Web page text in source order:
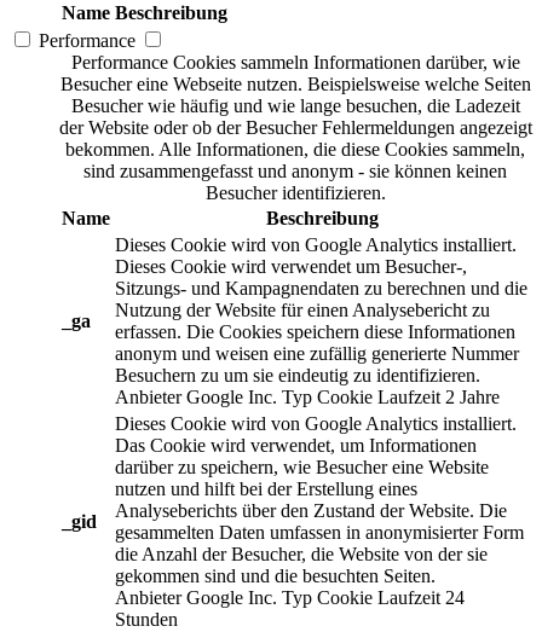
Name Beschreibung
Performance
Performance Cookies sammeln Informationen darüber, wie
Besucher eine Webseite nutzen. Beispielsweise welche Seiten
Besucher wie häufig und wie lange besuchen, die Ladezeit
der Website oder ob der Besucher Fehlermeldungen angezeigt
bekommen. Alle Informationen, die diese Cookies sammeln,
sind zusammengefasst und anonym - sie können keinen
Besucher identifizieren.
Name
Beschreibung
_ga
Dieses Cookie wird von Google Analytics installiert.
Dieses Cookie wird verwendet um Besucher-,
Sitzungs- und Kampagnendaten zu berechnen und die
Nutzung der Website für einen Analysebericht zu
erfassen. Die Cookies speichern diese Informationen
anonym und weisen eine zufällig generierte Nummer
Besuchern zu um sie eindeutig zu identifizieren.
Anbieter Google Inc. Typ Cookie Laufzeit 2 Jahre
_gid
Dieses Cookie wird von Google Analytics installiert.
Das Cookie wird verwendet, um Informationen
darüber zu speichern, wie Besucher eine Website
nutzen und hilft bei der Erstellung eines
Analyseberichts über den Zustand der Website. Die
gesammelten Daten umfassen in anonymisierter Form
die Anzahl der Besucher, die Website von der sie
gekommen sind und die besuchten Seiten.
Anbieter Google Inc. Typ Cookie Laufzeit 24
Stunden